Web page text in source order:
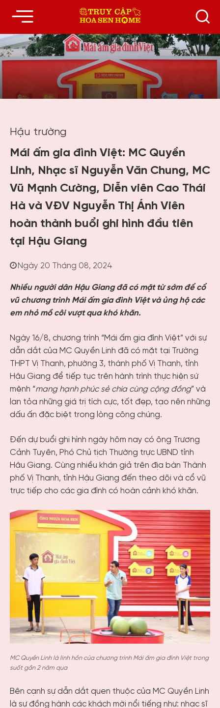
Hậu trường
Mái ấm gia đình Việt: MC Quyền
Linh, Nhạc sĩ Nguyễn Văn Chung, MC
Vũ Mạnh Cường, Diễn viên Cao Thái
Hà và VĐV Nguyễn Thị Ánh Viên
hoàn thành buổi ghi hình đầu tiên
tại Hậu Giang
Ngày 20 Tháng 08, 2024
Nhiều người dân Hậu Giang đã có mặt từ sớm để cổ
vũ chương trình Mái ấm gia đình Việt và ủng hộ các
em nhỏ mồ côi vượt qua khó khăn.
Ngày 16/8, chương trình “Mái ấm gia đình Việt” với sự
dẫn dắt của MC Quyền Linh đã có mặt tại Trường
THPT Vị Thanh, phường 3, thành phố Vị Thanh, tỉnh
Hậu Giang để tiếp tục trên hành trình thực hiện sứ
mệnh “mang hạnh phúc sẻ chia cùng cộng đồng” và
lan tỏa những giá trị tích cực, tốt đẹp, tạo nên những
dấu ấn đặc biệt trong lòng công chúng.
Đến dự buổi ghi hình ngày hôm nay có ông Trương
Cảnh Tuyên, Phó Chủ tịch Thường trực UBND tỉnh
Hậu Giang. Cùng nhiều khán giả trên địa bàn Thành
phố Vị Thanh, tỉnh Hậu Giang đến theo dõi và cổ vũ
trực tiếp cho các gia đình có hoàn cảnh khó khăn.
MC Quyền Linh là linh hồn của chương trình Mái ấm gia đình Việt trong
suốt gần 2 năm qua
Bên cạnh sự dẫn dắt quen thuộc của MC Quyền Linh
là sự đồng hành các khách mời nổi tiếng như: nhạc sĩ